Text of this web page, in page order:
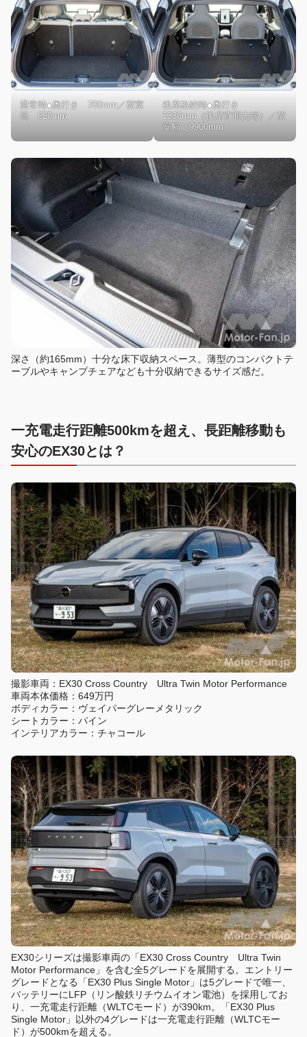
通常時●奥行き 700mm／荷室
高 620mm
後席格納時●奥行き
1330mm（後席背面先端）／荷
室幅 9900mm
深さ（約165mm）十分な床下収納スペース。薄型のコンパクトテ
ーブルやキャンプチェアなども十分収納できるサイズ感だ。
一充電走行距離500kmを超え、長距離移動も
安心のEX30とは？
撮影車両：EX30 Cross Country Ultra Twin Motor Performance
車両本体価格：649万円
ボディカラー：ヴェイパーグレーメタリック
シートカラー：パイン
インテリアカラー：チャコール
EX30シリーズは撮影車両の「EX30 Cross Country Ultra Twin
Motor Performance」を含む全5グレードを展開する。エントリー
グレードとなる「EX30 Plus Single Motor」は5グレードで唯一、
バッテリーにLFP（リン酸鉄リチウムイオン電池）を採用してお
り、一充電走行距離（WLTCモード）が390km。「EX30 Plus
Single Motor」以外の4グレードは一充電走行距離（WLTCモー
ド）が500kmを超える。